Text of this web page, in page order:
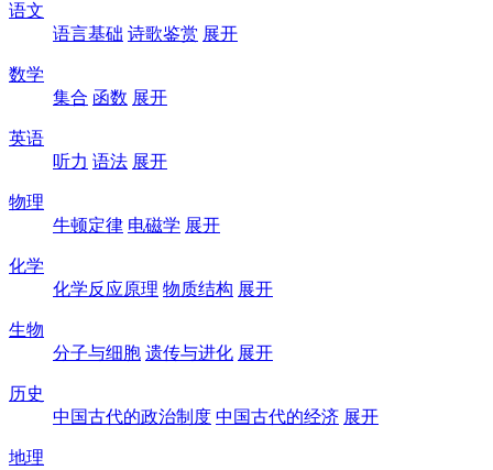
语文
语言基础 诗歌鉴赏 展开
数学
集合 函数 展开
英语
听力 语法 展开
物理
牛顿定律 电磁学 展开
化学
化学反应原理 物质结构 展开
生物
分子与细胞 遗传与进化 展开
历史
中国古代的政治制度 中国古代的经济 展开
地理